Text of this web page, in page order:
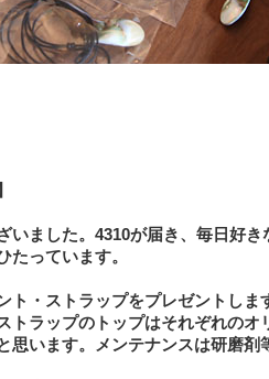
いました。4310が届き、毎日好き
たっています。
ト・ストラップをプレゼントしま
トラップのトップはそれぞれのオ
思います。メンテナンスは研磨剤